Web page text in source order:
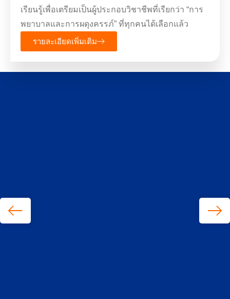
เรียนรู้เพื่อเตรียมเป็นผู้ประกอบวิชาชีพที่เรียกว่า “การ
พยาบาลและการผดุงครรภ์” ที่ทุกคนได้เลือกแล้ว
รายละเอียดเพิ่มเติม